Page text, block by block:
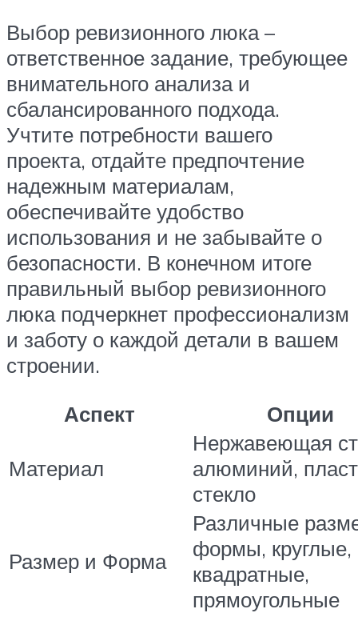
Выбор ревизионного люка –
ответственное задание, требующее
внимательного анализа и
сбалансированного подхода.
Учтите потребности вашего
проекта, отдайте предпочтение
надежным материалам,
обеспечивайте удобство
использования и не забывайте о
безопасности. В конечном итоге
правильный выбор ревизионного
люка подчеркнет профессионализм
и заботу о каждой детали в вашем
строении.
Аспект
Опции
Материал
Нержавеющая
алюминий,
стекло
Размер и Форма
Различные
формы, круглые,
квадратные,
прямоугольные